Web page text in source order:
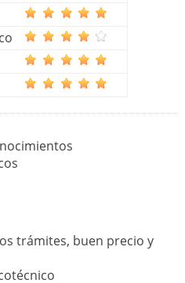
trámites, buen precio y